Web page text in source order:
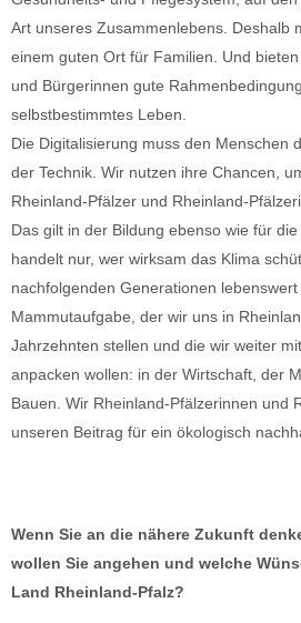
Art unseres Zusammenlebens. Deshalb
einem guten Ort für Familien. Und
und Bürgerinnen gute
selbstbestimmtes Leben.
Die Digitalisierung muss den Menschen
der Technik. Wir nutzen ihre Chancen,
Rheinland-Pfälzer und Rheinland-
Das gilt in der Bildung ebenso wie für
handelt nur, wer wirksam das Klima
nachfolgenden Generationen
Mammutaufgabe, der wir uns in
Jahrzehnten stellen und die wir weiter
anpacken wollen: in der Wirtschaft, der
Bauen. Wir Rheinland-Pfälzerinnen und
unseren Beitrag für ein ökologisch
Wenn Sie an die nähere Zukunft
wollen Sie angehen und welche
Land Rheinland-Pfalz?